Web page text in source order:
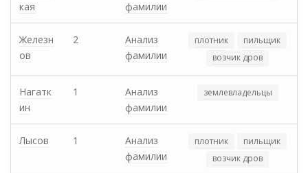
кая
фамилии
Железн
ов
2
Анализ
фамилии
плотник
пильщик
возчик дров
Нагатк
ин
1
Анализ
фамилии
землевладельцы
Лысов 1
Анализ
фамилии
плотник
пильщик
возчик дров